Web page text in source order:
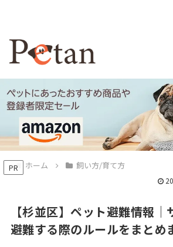
PR ホーム 飼い方/育て方
【杉並区】ペット避難情報
避難する際のルールをまとめ